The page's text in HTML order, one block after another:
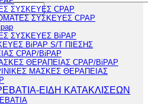
ΣΥΣΚΕΥΕΣ CPAP
ΣΥΣΚΕΥΕΣ CPAP
ΣΥΣΚΕΥΕΣ BiPAP
BiPAP S/T ΠΙΕΣΗΣ
CPAP/BiPAP
ΘΕΡΑΠΕΙΑΣ CPAP/BiPAP
ΜΑΣΚΕΣ ΘΕΡΑΠΕΙΑΣ
ΕΙΔΗ ΚΑΤΑΚΛΙΣΕΩΝ